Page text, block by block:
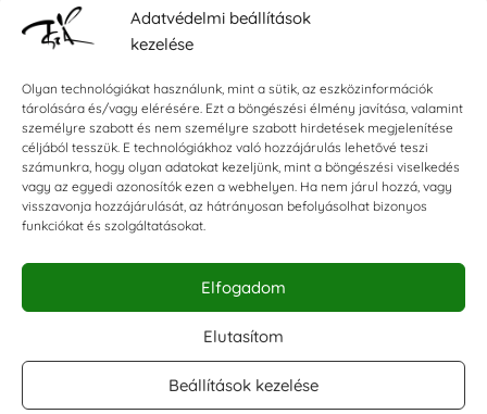
Adatvédelmi beállítások
kezelése
Olyan technológiákat használunk, mint a sütik, az eszközinformációk
tárolására és/vagy elérésére. Ezt a böngészési élmény javítása, valamint
személyre szabott és nem személyre szabott hirdetések megjelenítése
céljából tesszük. E technológiákhoz való hozzájárulás lehetővé teszi
számunkra, hogy olyan adatokat kezeljünk, mint a böngészési viselkedés
vagy az egyedi azonosítók ezen a webhelyen. Ha nem járul hozzá, vagy
visszavonja hozzájárulását, az hátrányosan befolyásolhat bizonyos
funkciókat és szolgáltatásokat.
Elfogadom
Elutasítom
Beállítások kezelése
Általános szerződési feltételek
Impresszum
KAPCSOLAT
E-mail:shop@torokszilvi.com
Telefon: +36 30 6767872
KÖZÖSSÉGI
Facebook csoport